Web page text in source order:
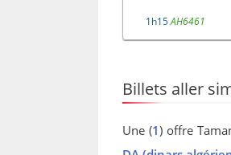
1h15AH6461
Billets aller
Une (1) offre